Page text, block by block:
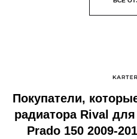
Покупатели,
радиатора Rival
Prado 150 2009-